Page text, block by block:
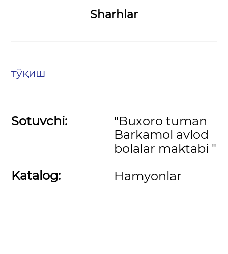
Sharhlar
тўқиш
Sotuvchi:
Katalog:
"Buxoro tuman
Barkamol avlod
bolalar maktabi "
Hamyonlar